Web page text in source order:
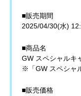
■販売期間
2025/04/30(水)
■商品名
GW スペシャルキ
※「GW スペシャ
■販売価格